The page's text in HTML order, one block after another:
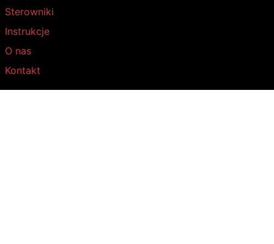
Sterowniki
Instrukcje
O nas
Kontakt